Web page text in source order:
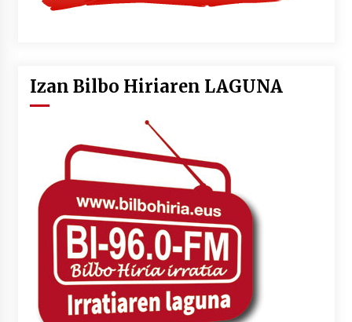
Izan Bilbo Hiriaren LAGUNA